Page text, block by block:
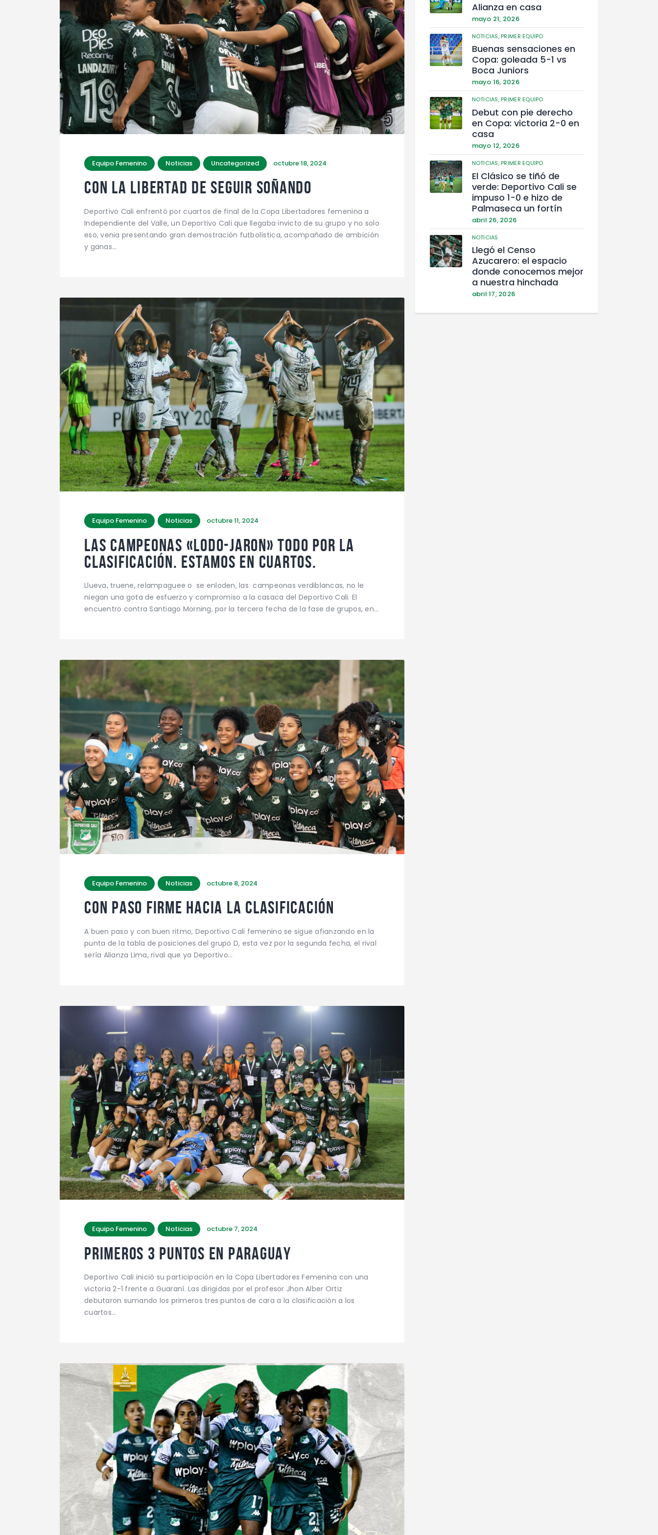
Equipo Femenino Noticias Uncategorized octubre 18, 2024
CON LA LIBERTAD DE SEGUIR SOÑANDO
Deportivo Cali enfrentó por cuartos de final de la Copa Libertadores femenina a
Independiente del Valle, un Deportivo Cali que llegaba invicto de su grupo y no solo
eso, venia presentando gran demostración futbolística, acompañado de ambición
y ganas…
Equipo Femenino Noticias octubre 11, 2024
LAS CAMPEONAS «LODO-JARON» TODO POR LA
CLASIFICACIÓN. ESTAMOS EN CUARTOS.
Llueva, truene, relampaguee o se enloden, las campeonas verdiblancas, no le
niegan una gota de esfuerzo y compromiso a la casaca del Deportivo Cali. El
encuentro contra Santiago Morning, por la tercera fecha de la fase de grupos, en…
Equipo Femenino Noticias octubre 8, 2024
CON PASO FIRME HACIA LA CLASIFICACIÓN
A buen paso y con buen ritmo, Deportivo Cali femenino se sigue afianzando en la
punta de la tabla de posiciones del grupo D, esta vez por la segunda fecha, el rival
sería Alianza Lima, rival que ya Deportivo…
Equipo Femenino Noticias octubre 7, 2024
PRIMEROS 3 PUNTOS EN PARAGUAY
Deportivo Cali inició su participación en la Copa Libertadores Femenina con una
victoria 2-1 frente a Guaraní. Las dirigidas por el profesor Jhon Alber Ortiz
debutaron sumando los primeros tres puntos de cara a la clasificación a los
cuartos…
Alianza en casa
mayo 21, 2026
NOTICIAS,PRIMER EQUIPO
Buenas sensaciones en
Copa: goleada 5-1 vs
Boca Juniors
mayo 16, 2026
NOTICIAS,PRIMER EQUIPO
Debut con pie derecho
en Copa: victoria 2-0 en
casa
mayo 12, 2026
NOTICIAS,PRIMER EQUIPO
El Clásico se tiñó de
verde: Deportivo Cali se
impuso 1-0 e hizo de
Palmaseca un fortín
abril 26, 2026
NOTICIAS
Llegó el Censo
Azucarero: el espacio
donde conocemos mejor
a nuestra hinchada
abril 17, 2026